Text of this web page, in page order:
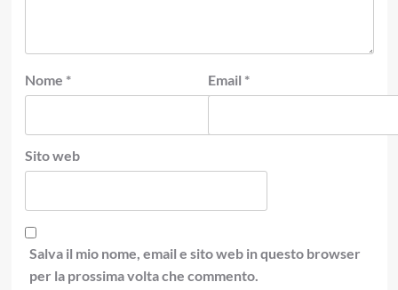
Nome * Email *
Sito web
Salva il mio nome, email e sito web in questo browser
per la prossima volta che commento.